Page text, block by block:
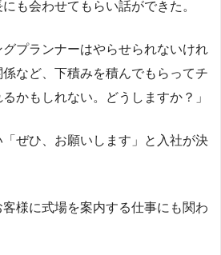
も会わせてもらい話ができた。
グプランナーはやらせられないけれ
など、下積みを積んでもらってチ
かもしれない。どうしますか？」
ぜひ、お願いします」と入社が決
様に式場を案内する仕事にも関わ